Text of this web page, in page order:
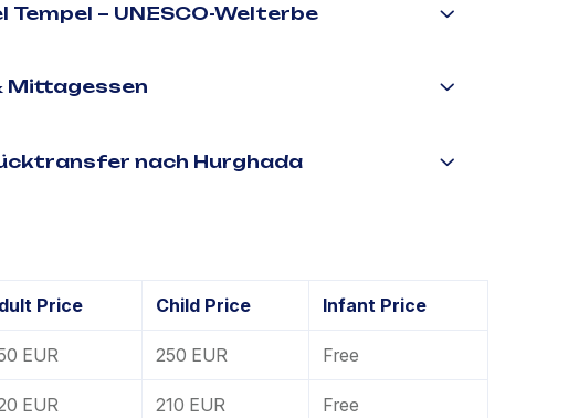
Tempel – UNESCO-Welterbe
Mittagessen
nach Hurghada
Price Child Price Infant Price
EUR 250 EUR Free
EUR 210 EUR Free